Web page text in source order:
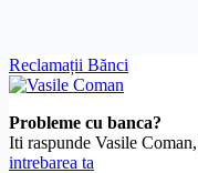
Skip
to
Reclamații Bănci
Probleme cu banca?
Iti raspunde Vasile
intrebarea ta